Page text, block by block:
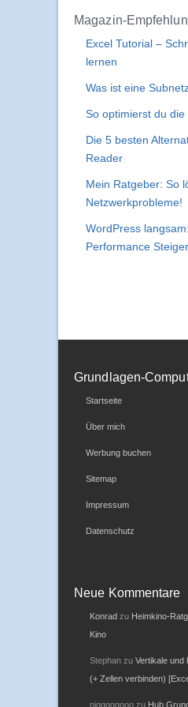
Magazin-
Excel Tutorial –
lernen
Was ist eine
So optimierst du
Die 5 besten
Reader
Mein Ratgeber: So
Netzwerkprobleme!
WordPress
Performance
Grundlagen-
Startseite
Über mich
Werbung buchen
Sitemap
Impressum
Datenschutz
Neue Kommentare
Konrad zu Heimkino-
Kino
Stephan zu Vertikale und
(+ Zellen verbinden)
nigggggooo zu Hub